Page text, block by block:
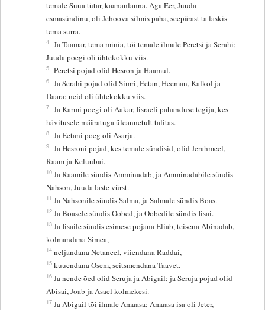
temale Suua tütar, kaananlanna. Aga Eer, Juuda
esmasündinu, oli Jehoova silmis paha, seepärast ta laskis
tema surra.
4 Ja Taamar, tema minia, tõi temale ilmale Peretsi ja Serahi;
Juuda poegi oli ühtekokku viis.
5 Peretsi pojad olid Hesron ja Haamul.
6 Ja Serahi pojad olid Simri, Eetan, Heeman, Kalkol ja
Daara; neid oli ühtekokku viis.
7 Ja Karmi poegi oli Aakar, Iisraeli pahanduse tegija, kes
hävitusele määratuga üleannetult talitas.
8 Ja Eetani poeg oli Asarja.
9 Ja Hesroni pojad, kes temale sündisid, olid Jerahmeel,
Raam ja Keluubai.
10 Ja Raamile sündis Amminadab, ja Amminadabile sündis
Nahson, Juuda laste vürst.
11 Ja Nahsonile sündis Salma, ja Salmale sündis Boas.
12 Ja Boasele sündis Oobed, ja Oobedile sündis Iisai.
13 Ja Iisaile sündis esimese pojana Eliab, teisena Abinadab,
kolmandana Simea,
14 neljandana Netaneel, viiendana Raddai,
15 kuuendana Osem, seitsmendana Taavet.
16 Ja nende õed olid Seruja ja Abigail; ja Seruja pojad olid
Abisai, Joab ja Asael kolmekesi.
17 Ja Abigail tõi ilmale Amaasa; Amaasa isa oli Jeter,